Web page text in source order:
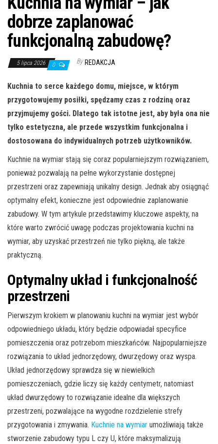
dobrze zaplanować
funkcjonalną zabudowę?
5 lipca 2026 0 By REDAKCJA
Kuchnia to serce każdego domu, miejsce, w którym
przygotowujemy posiłki, spędzamy czas z rodziną oraz
przyjmujemy gości. Dlatego tak istotne jest, aby była ona nie
tylko estetyczna, ale przede wszystkim funkcjonalna i
dostosowana do indywidualnych potrzeb użytkowników.
Kuchnie na wymiar stają się coraz popularniejszym rozwiązaniem,
ponieważ pozwalają na pełne wykorzystanie dostępnej
przestrzeni oraz zapewniają unikalny design. Jednak aby osiągnąć
optymalny efekt, konieczne jest odpowiednie zaplanowanie
zabudowy. W tym artykule przedstawimy kluczowe aspekty, na
które warto zwrócić uwagę podczas projektowania kuchni na
wymiar, aby uzyskać przestrzeń nie tylko piękną, ale także
praktyczną.
Optymalny układ i funkcjonalność
przestrzeni
Pierwszym krokiem w planowaniu kuchni na wymiar jest wybór
odpowiedniego układu, który będzie odpowiadał specyfice
pomieszczenia oraz potrzebom mieszkańców. Najpopularniejsze
rozwiązania to układ jednorzędowy, dwurzędowy oraz wyspa.
Układ jednorzędowy sprawdza się w niewielkich
pomieszczeniach, gdzie liczy się każdy centymetr, natomiast
układ dwurzędowy to rozwiązanie idealne dla większych
przestrzeni, pozwalające na wygodne rozdzielenie strefy
przygotowania i zmywania. Kuchnie na wymiar umożliwiają także
stworzenie zabudowy typu L czy U, które maksymalizują